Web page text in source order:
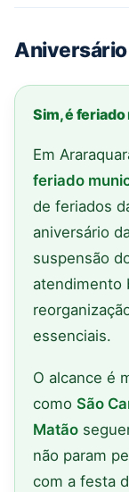
Sim, é
Em
feriado
de feriados
aniversário
suspensão
atendimento
essenciais.
O alcance é
como São
Matão
não param
com a festa